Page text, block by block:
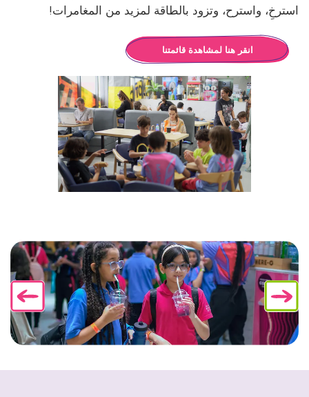
استرخِ، واسترح، وتزود بالطاقة لمزيد من المغامرات!
انقر هنا لمشاهدة قائمتنا